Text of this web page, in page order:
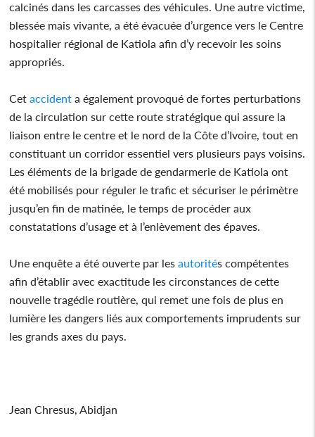
calcinés dans les carcasses des véhicules. Une autre victime,
blessée mais vivante, a été évacuée d’urgence vers le Centre
hospitalier régional de Katiola afin d’y recevoir les soins
appropriés.
Cetaccident a également provoqué de fortes perturbations
de la circulation sur cette route stratégique qui assure la
liaison entre le centre et le nord de la Côte d’Ivoire, tout en
constituant un corridor essentiel vers plusieurs pays voisins.
Les éléments de la brigade de gendarmerie de Katiola ont
été mobilisés pour réguler le trafic et sécuriser le périmètre
jusqu’en fin de matinée, le temps de procéder aux
constatations d’usage et à l’enlèvement des épaves.
Une enquête a été ouverte par lesautorités compétentes
afin d’établir avec exactitude les circonstances de cette
nouvelle tragédie routière, qui remet une fois de plus en
lumière les dangers liés aux comportements imprudents sur
les grands axes du pays.
Jean Chresus, Abidjan